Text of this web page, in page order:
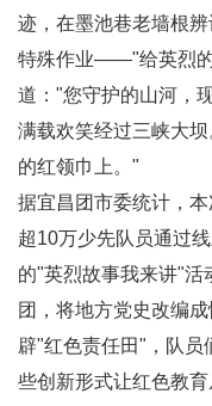
迹，在墨池巷老墙根
特殊作业——"给英烈
道："您守护的山河，
满载欢笑经过三峡大
的红领巾上。"
据宜昌团市委统计，
超10万少先队员通过
的"英烈故事我来讲"活
团，将地方党史改编
辟"红色责任田"，队员
些创新形式让红色教